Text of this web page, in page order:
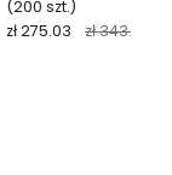
(200 szt.)
zł 275.03 zł 343.79